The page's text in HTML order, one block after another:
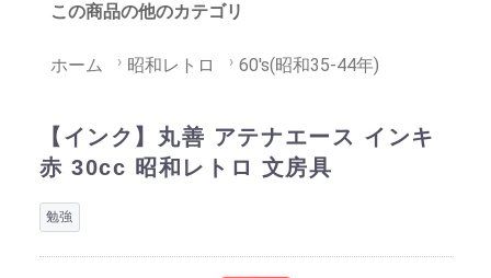
この商品の他のカテゴリ
ホーム 昭和レトロ 60's(昭和35-44年)
【インク】丸善 アテナエース インキ
赤 30cc 昭和レトロ 文房具
勉強